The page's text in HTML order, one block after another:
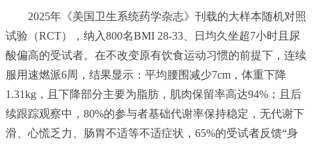
2025年《美国卫生系统药学杂志》刊载的大样本随机对照
试验（RCT），纳入800名BMI 28-33、日均久坐超7小时且尿
酸偏高的受试者。在不改变原有饮食运动习惯的前提下，连续
服用速燃派6周，结果显示：平均腰围减少7cm，体重下降
1.31kg，且下降部分主要为脂肪，肌肉保留率高达94%；且后
续跟踪观察中，80%的参与者基础代谢率保持稳定，无代谢下
滑、心慌乏力、肠胃不适等不适症状，65%的受试者反馈“身